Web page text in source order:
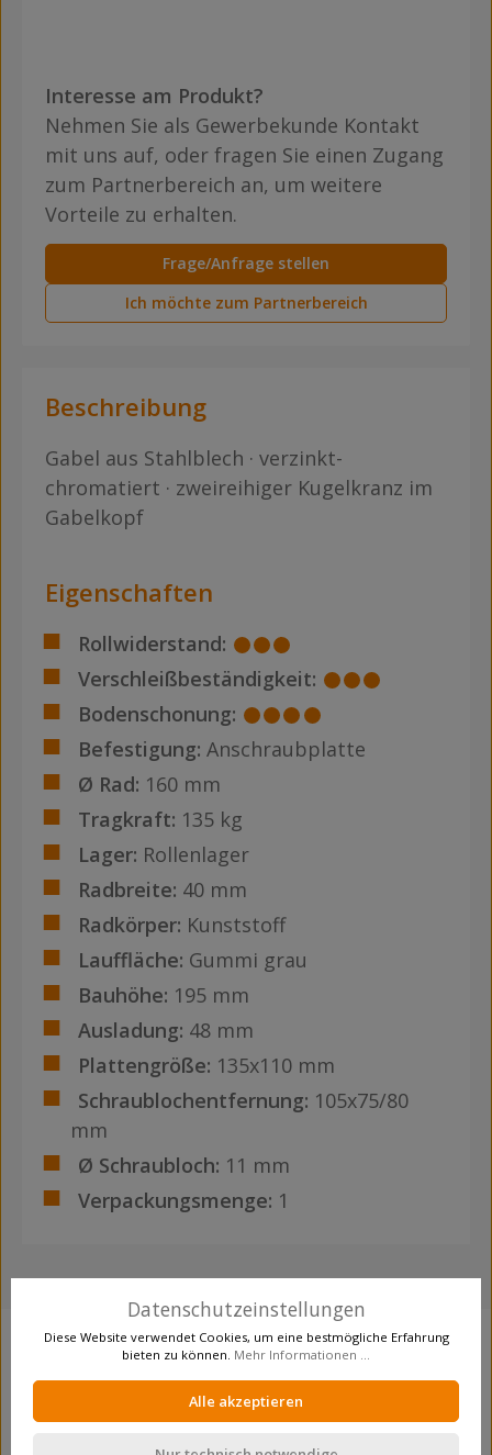
Interesse am Produkt?
Nehmen Sie als Gewerbekunde Kontakt
mit uns auf, oder fragen Sie einen Zugang
zum Partnerbereich an, um weitere
Vorteile zu erhalten.
Frage/Anfrage stellen
Ich möchte zum Partnerbereich
Beschreibung
Gabel aus Stahlblech · verzinkt-
chromatiert · zweireihiger Kugelkranz im
Gabelkopf
Eigenschaften
Rollwiderstand:
Verschleißbeständigkeit:
Bodenschonung:
Befestigung: Anschraubplatte
Ø Rad: 160 mm
Tragkraft: 135 kg
Lager: Rollenlager
Radbreite: 40 mm
Radkörper: Kunststoff
Lauffläche: Gummi grau
Bauhöhe: 195 mm
Ausladung: 48 mm
Plattengröße: 135x110 mm
Schraublochentfernung: 105x75/80
mm
Ø Schraubloch: 11 mm
Verpackungsmenge: 1
Produktgalerie überspringen
Crosseling
Datenschutzeinstellungen
Diese Website verwendet Cookies, um eine bestmögliche Erfahrung
bieten zu können. Mehr Informationen ...
Alle akzeptieren